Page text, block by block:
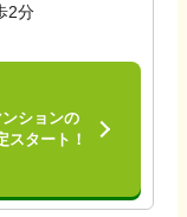
2分
ションの
スタート！